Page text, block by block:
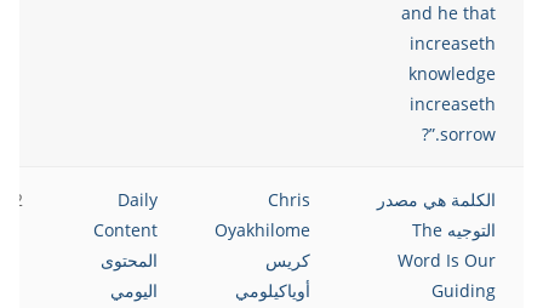
and he that
increaseth
knowledge
increaseth
sorrow.”?
الكلمة هي مصدر
التوجيه The
Word Is Our
Guiding
Chris
Oyakhilome
كريس
أوياكيلومي
Daily
Content
المحتوى
اليومي